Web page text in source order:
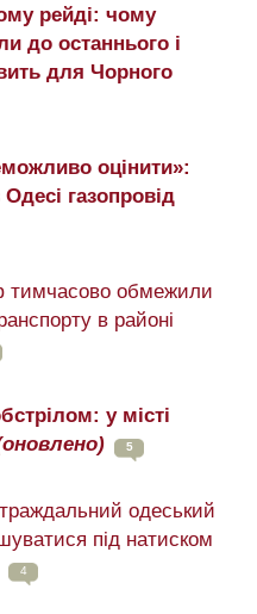
рейді: чому
до останнього і
для Чорного
оцінити»:
газопровід
тимчасово обмежили
в районі
у місті
5
одеський
під натиском
4